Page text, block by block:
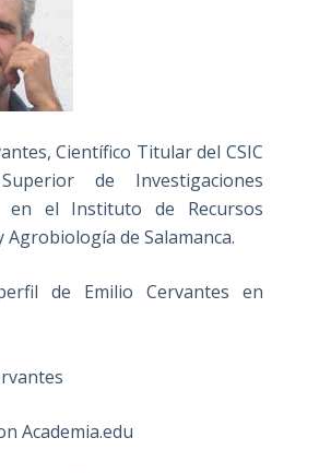
Científico Titular del CSIC
de Investigaciones
en el Instituto de Recursos
Agrobiología de Salamanca.
Academia.edu